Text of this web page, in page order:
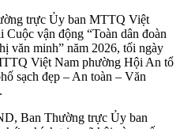
trực Ủy ban MTTQ Việt
vận động “Toàn dân đoàn
văn minh” năm 2026, tối ngày
Việt Nam phường Hội An tổ
sạch đẹp – An toàn – Văn
Ban Thường trực Ủy ban